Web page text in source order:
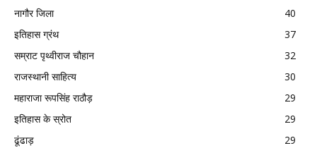
नागौर जिला
40
इतिहास ग्रंथ
37
सम्राट पृथ्वीराज चौहान
32
राजस्थानी साहित्य
30
महाराजा रूपसिंह राठौड़
29
इतिहास के स्रोत
29
ढूंढाड़
29